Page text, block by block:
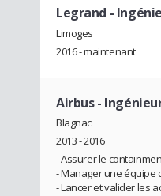
Legrand -
Limoges
2016 - maintenant
Airbus-
Blagnac
2013 - 2016
- Assurer le
- Manager une équipe
- Lancer et valider les